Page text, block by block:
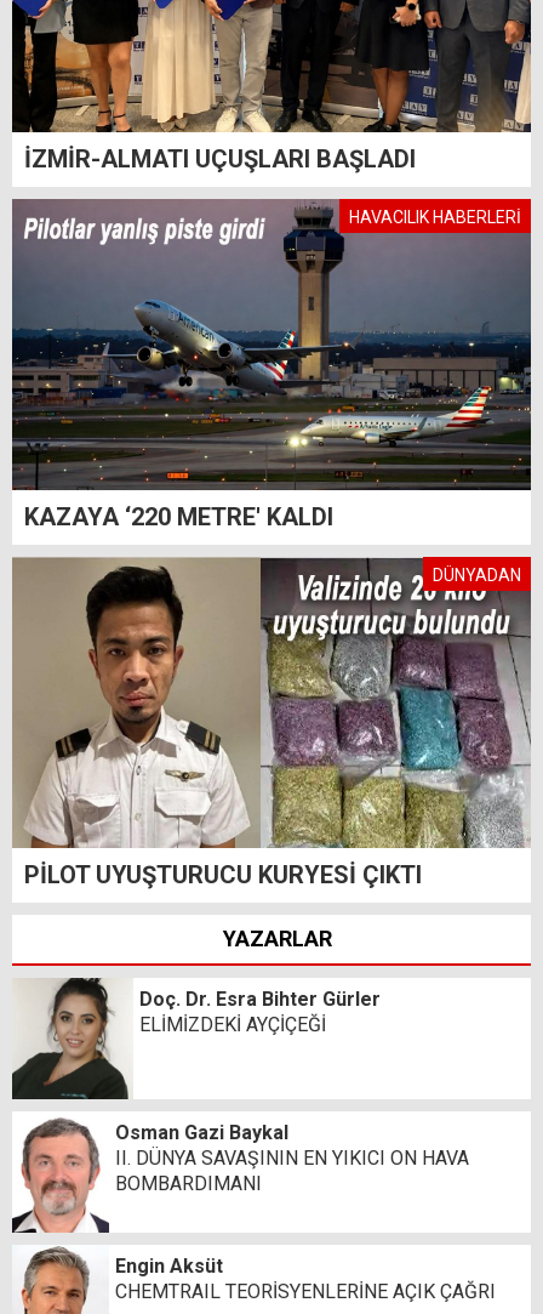
İZMİR-ALMATI UÇUŞLARI BAŞLADI
HAVACILIK HABERLERİ
KAZAYA ‘220 METRE' KALDI
DÜNYADAN
PİLOT UYUŞTURUCU KURYESİ ÇIKTI
YAZARLAR
Doç. Dr. Esra Bihter Gürler
ELİMİZDEKİ AYÇİÇEĞİ
Osman Gazi Baykal
II. DÜNYA SAVAŞININ EN YIKICI ON HAVA
BOMBARDIMANI
Engin Aksüt
CHEMTRAIL TEORİSYENLERİNE AÇIK ÇAĞRI